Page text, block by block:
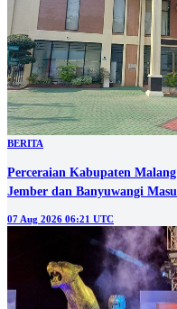
BERITA
Perceraian Kabupaten
Jember dan Banyuwangi
07 Aug 2026 06:21 UTC